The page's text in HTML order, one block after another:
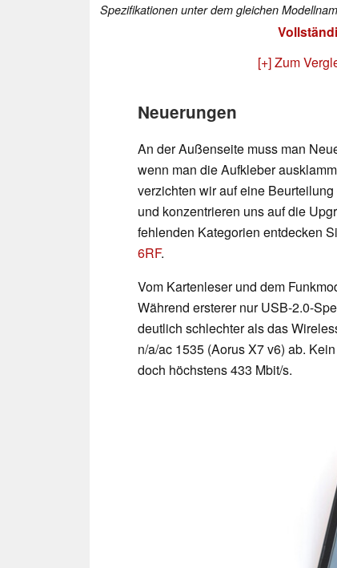
Spezifikationen unter dem gleichen
[+] Zum
Neuerungen
An der Außenseite muss man
wenn man die Aufkleber
verzichten wir auf eine
und konzentrieren uns auf die
fehlenden Kategorien entdecken
6RF.
Vom Kartenleser und dem
Während ersterer nur USB-2.0-
deutlich schlechter als das
n/a/ac 1535 (Aorus X7 v6) ab.
doch höchstens 433 Mbit/s.